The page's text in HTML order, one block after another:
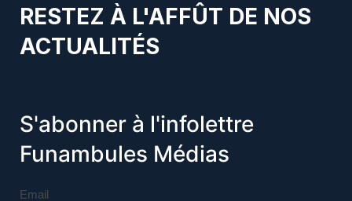
RESTEZ À L'AFFÛT DE NOS
ACTUALITÉS
S'abonner à l'infolettre
Funambules Médias
Email